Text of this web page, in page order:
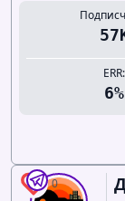
ERR:
6%
0